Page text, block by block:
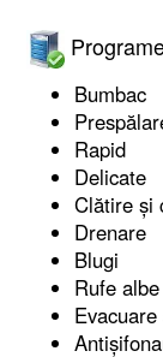
Bumbac
Rapid
Delicate
Clătire și
Drenare
Blugi
Rufe albe